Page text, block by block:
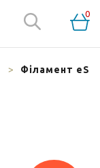
0
Філамент